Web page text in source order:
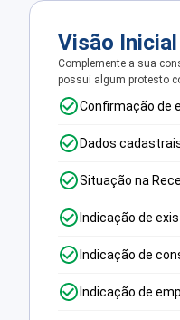
Visão Inicial
Complemente a sua
possui algum protesto
Confirmação de
Dados
Situação na
Indicação de
Indicação de
Indicação de